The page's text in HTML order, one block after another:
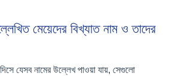
মেয়েদের বিখ্যাত নাম ও তাদের
যেসব নামের উল্লেখ পাওয়া যায়, সেগুলো